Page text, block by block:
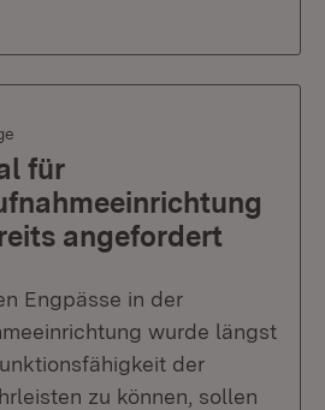
für
angefordert
Engpässe in der
wurde längst
der
zu können, sollen